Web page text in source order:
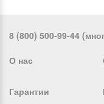
8 (800) 500-99-44
О нас
Гарантии